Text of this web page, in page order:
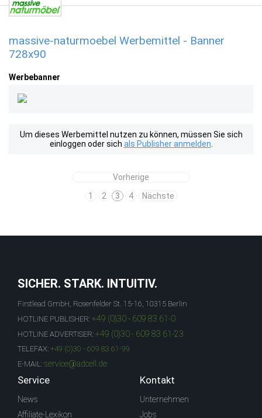
massive-naturmoebel Werbemittel - Banner
728x90
Werbebanner
Um dieses Werbemittel nutzen zu können, müssen Sie sich
einloggen oder sich als Publisher anmelden
Vorherige
1
2 3 4 Nächste
SICHER. STARK. INTUITIV.
Firstlead GmbH, Rosenfelder St. 15-16, 10315 Berlin
HOTLINE PUBLISHER: +49 (0)30 - 609 83 61-0
HOTLINE ADVERTISER: +49 (0)30 - 609 83 61-23
TELEFAX: +49 (0)30 - 609 83 61-99
E-MAIL: service@adcell.de
Service
News
Affiliate-Lexikon
Kontakt
Unternehmen
Jobs